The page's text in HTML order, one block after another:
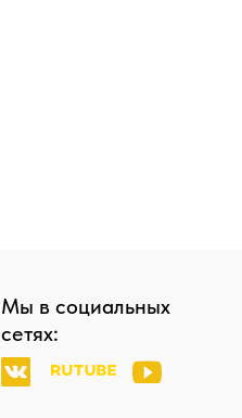
Мы в социальных
сетях: